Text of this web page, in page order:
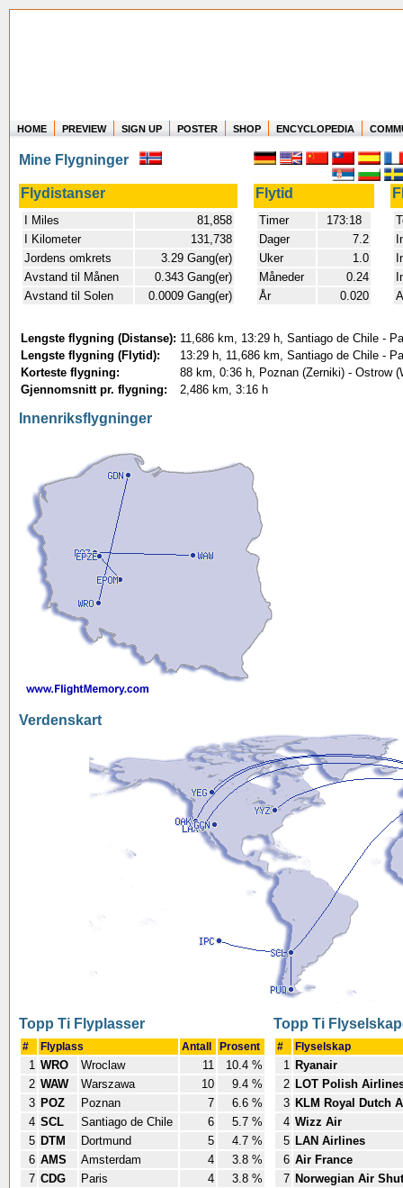
Where in the world have you flown?
How long have you been in the air?
Create your own FlightMemory and see!
HOME PREVIEW SIGN UP POSTER SHOP ENCYCLOPEDIA
Mine Flygninger
Flydistanser Flytid
I Miles
81,858
I Kilometer
131,738
Jordens omkrets
3.29 Gang(er)
Avstand til Månen
0.343 Gang(er)
Avstand til Solen
0.0009 Gang(er)
Timer
173:18
Dager
7.2
Uker
1.0
Måneder
0.24
År
0.020
Lengste flygning (Distanse): 11,686 km, 13:29 h, Santiago de Chile -
Lengste flygning (Flytid):
13:29 h, 11,686 km, Santiago de Chile -
Korteste flygning:
88 km, 0:36 h, Poznan (Zerniki) - Ostrow
Gjennomsnitt pr. flygning:
2,486 km, 3:16 h
Innenriksflygninger
Verdenskart
Topp Ti Flyplasser
# Flyplass Antall Prosent
1 WRO Wroclaw 11
10.4 %
2 WAW Warszawa 10
9.4 %
3 POZ Poznan 7
6.6 %
4 SCL Santiago de Chile 6
5.7 %
5 DTM Dortmund 5
4.7 %
6 AMS Amsterdam 4
3.8 %
7 CDG Paris 4
3.8 %
Topp Ti
# Flyselskap
1 Ryanair
2 LOT Polish
3 KLM Royal Dutch
4 Wizz Air
5 LAN Airlines
6 Air France
7 Norwegian Air